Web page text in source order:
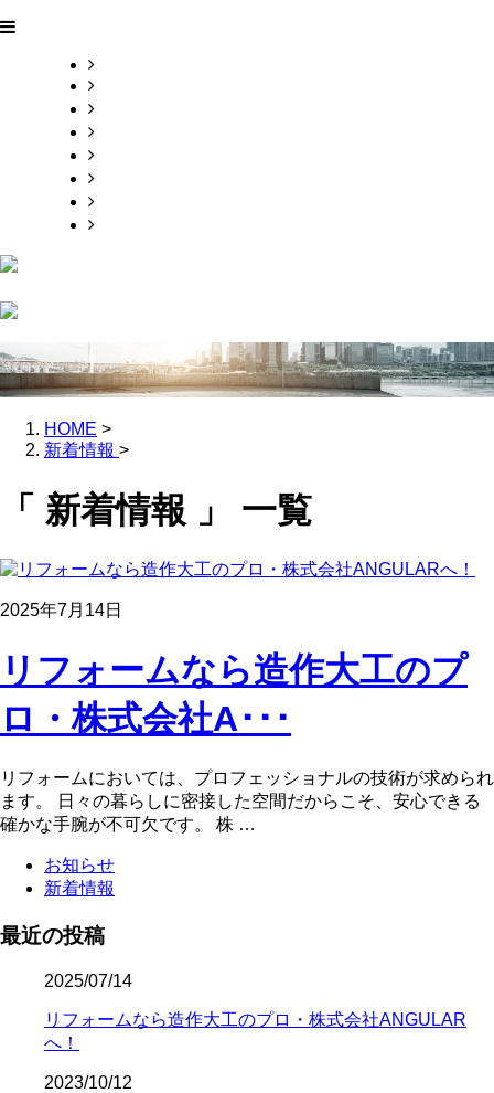
HOME >
新着情報 >
「 新着情報 」 一覧
2025年7月14日
リフォームなら造作大工のプ
ロ・株式会社A･･･
リフォームにおいては、プロフェッショナルの技術が求められ
ます。 日々の暮らしに密接した空間だからこそ、安心できる
確かな手腕が不可欠です。 株 …
お知らせ
新着情報
最近の投稿
2025/07/14
リフォームなら造作大工のプロ・株式会社ANGULAR
へ！
2023/10/12